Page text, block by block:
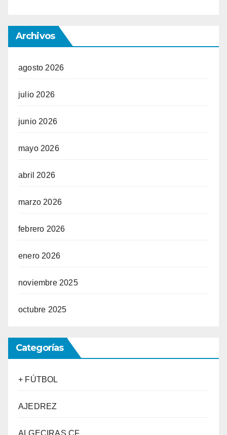
Archivos
agosto 2026
julio 2026
junio 2026
mayo 2026
abril 2026
marzo 2026
febrero 2026
enero 2026
noviembre 2025
octubre 2025
Categorías
+ FÚTBOL
AJEDREZ